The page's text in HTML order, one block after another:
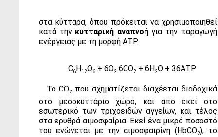
στα κύτταρα, όπου πρόκειται να χρησιμοποιηθεί
κατά την κυτταρική αναπνοήγια την παραγωγή
ενέργειας με τη μορφή ΑΤΡ:
C6H12Ο6+ 6Ο2 6CΟ2 + 6Η2Ο + 36ΑΤΡ
To CΟ2
που σχηματίζεται διαχέεται διαδοχικά
στο μεσοκυττάριο χώρο, και από εκεί στο
εσωτερικό των τριχοειδών αγγείων, και τέλος
στα ερυθρά αιμοσφαίρια. Εκεί ένα μικρό ποσοστό
του ενώνεται με την αιμοσφαιρίνη (HbCΟ2), το